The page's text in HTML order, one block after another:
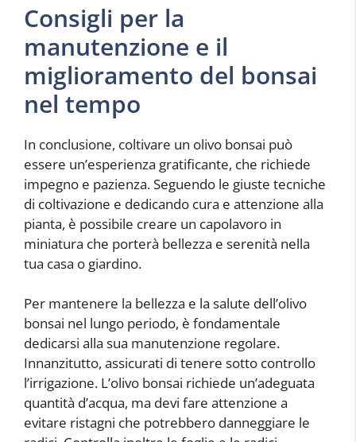
Consigli per la
manutenzione e il
miglioramento del bonsai
nel tempo
In conclusione, coltivare un olivo bonsai può
essere un’esperienza gratificante, che richiede
impegno e pazienza. Seguendo le giuste tecniche
di coltivazione e dedicando cura e attenzione alla
pianta, è possibile creare un capolavoro in
miniatura che porterà bellezza e serenità nella
tua casa o giardino.
Per mantenere la bellezza e la salute dell’olivo
bonsai nel lungo periodo, è fondamentale
dedicarsi alla sua manutenzione regolare.
Innanzitutto, assicurati di tenere sotto controllo
l’irrigazione. L’olivo bonsai richiede un’adeguata
quantità d’acqua, ma devi fare attenzione a
evitare ristagni che potrebbero danneggiare le